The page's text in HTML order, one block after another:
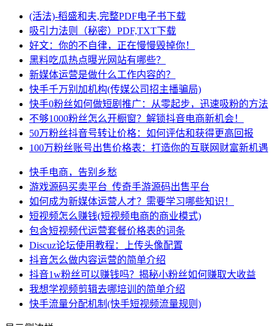
(活法)-稻盛和夫,完整PDF电子书下载
吸引力法则（秘密）PDF,TXT下载
好文：你的不自律，正在慢慢毁掉你！
黑料吃瓜热点曝光网站有哪些？
新媒体运营是做什么工作内容的？
快手千万别加机构(传媒公司招主播骗局)
快手0粉丝如何做短剧推广：从零起步，迅速吸粉的方法
不够1000粉丝怎么开橱窗？解锁抖音电商新机会！
50万粉丝抖音号转让价格：如何评估和获得更高回报
100万粉丝账号出售价格表：打造你的互联网财富新机遇
快手电商，告别乡愁
游戏源码买卖平台_传奇手游源码出售平台
如何成为新媒体运营人才？需要学习哪些知识！
短视频怎么赚钱(短视频电商的商业模式)
包含短视频代运营套餐价格表的词条
Discuz论坛使用教程：上传头像配置
抖音怎么做内容运营的简单介绍
抖音1w粉丝可以赚钱吗？揭秘小粉丝如何赚取大收益
我想学视频剪辑去哪培训的简单介绍
快手流量分配机制(快手短视频流量规则)